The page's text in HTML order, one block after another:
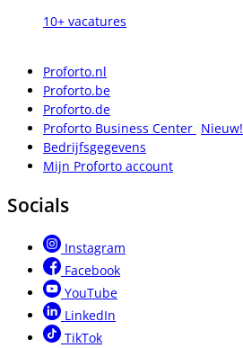
10+ vacatures
Proforto.nl
Proforto.be
Proforto.de
Proforto Business Center Nieuw!
Bedrijfsgegevens
Mijn Proforto account
Socials
Instagram
Facebook
YouTube
LinkedIn
TikTok